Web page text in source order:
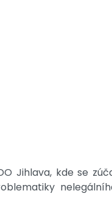
Jihlava, kde se